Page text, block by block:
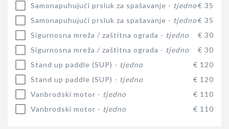
Samonapuhujući prsluk za spašavanje - tjedno€ 35
Samonapuhujući prsluk za spašavanje - tjedno€ 35
Sigurnosna mreža / zaštitna ograda - tjedno
€ 30
Sigurnosna mreža / zaštitna ograda - tjedno
€ 30
Stand up paddle (SUP) - tjedno
€ 120
Stand up paddle (SUP) - tjedno
€ 120
Vanbrodski motor - tjedno
€ 110
Vanbrodski motor - tjedno € 110